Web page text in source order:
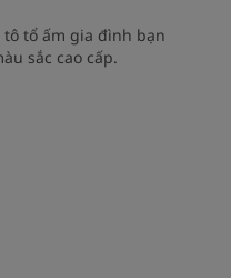
tô tổ ấm gia đình bạn
sắc cao cấp.